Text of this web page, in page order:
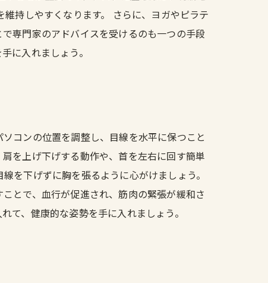
持しやすくなります。 さらに、ヨガやピラテ
専門家のアドバイスを受けるのも一つの手段
に入れましょう。
コンの位置を調整し、目線を水平に保つこと
を上げ下げする動作や、首を左右に回す簡単
を下げずに胸を張るように心がけましょう。
とで、血行が促進され、筋肉の緊張が緩和さ
て、健康的な姿勢を手に入れましょう。